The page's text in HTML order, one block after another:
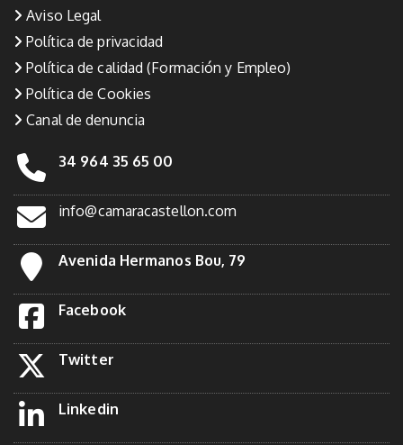
Aviso Legal
Política de privacidad
Política de calidad (Formación y Empleo)
Política de Cookies
Canal de denuncia
34 964 35 65 00
info@camaracastellon.com
Avenida Hermanos Bou, 79
Facebook
Twitter
Linkedin